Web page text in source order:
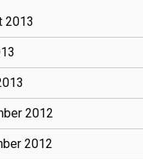
2013
2012
2012